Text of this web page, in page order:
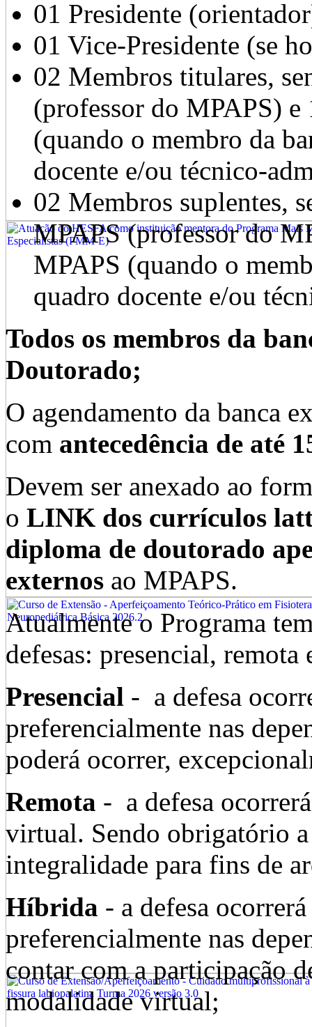
01 Presidente
01 Vice-Presidente (se
02 Membros titulares,
(professor do MPAPS)
(quando o membro da
docente e/ou técnico-
02 Membros suplentes,
MPAPS (professor do
MPAPS (quando o
quadro docente e/ou
Todos os membros da
Doutorado;
O agendamento da banca
com antecedência de até
Devem ser anexado ao
o LINK dos currículos
diploma de doutorado
externos ao MPAPS.
Atualmente o Programa
defesas: presencial,
Presencial - a defesa
preferencialmente nas
poderá ocorrer,
Remota - a defesa
virtual. Sendo obrigatório a
integralidade para fins de
Híbrida - a defesa
preferencialmente nas
contar com a participação
modalidade virtual;